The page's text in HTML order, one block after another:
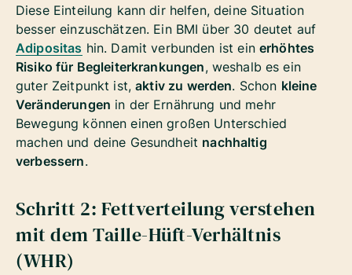
Diese Einteilung kann dir helfen, deine Situation
besser einzuschätzen. Ein BMI über 30 deutet auf
Adipositas hin. Damit verbunden ist ein erhöhtes
Risiko für Begleiterkrankungen, weshalb es ein
guter Zeitpunkt ist,aktiv zu werden. Schon kleine
Veränderungen in der Ernährung und mehr
Bewegung können einen großen Unterschied
machen und deine Gesundheit nachhaltig
verbessern.
Schritt 2: Fettverteilung verstehen
mit dem Taille-Hüft-Verhältnis
(WHR)